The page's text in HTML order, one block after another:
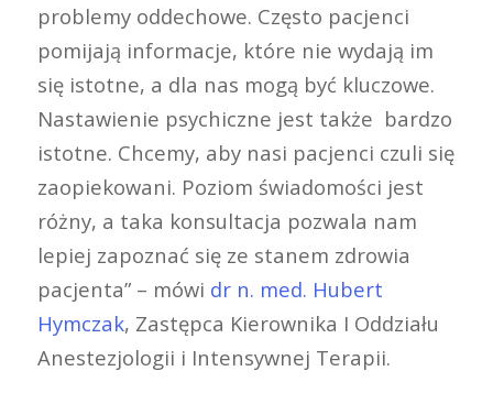
problemy oddechowe. Często pacjenci
pomijają informacje, które nie wydają im
się istotne, a dla nas mogą być kluczowe.
Nastawienie psychiczne jest także bardzo
istotne. Chcemy, aby nasi pacjenci czuli się
zaopiekowani. Poziom świadomości jest
różny, a taka konsultacja pozwala nam
lepiej zapoznać się ze stanem zdrowia
pacjenta” – mówi dr n. med. Hubert
Hymczak, Zastępca Kierownika I Oddziału
Anestezjologii i Intensywnej Terapii.